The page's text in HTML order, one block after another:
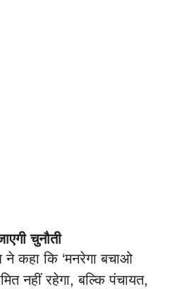
चुनौती
ने कहा कि ‘मनरेगा बचाओ
नहीं रहेगा, बल्कि पंचायत,